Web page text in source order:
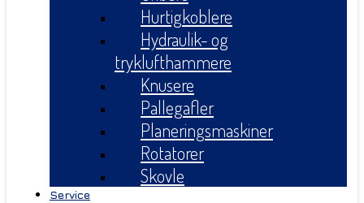
Hurtigkoblere
Hydraulik- og
tryklufthammere
Knusere
Pallegafler
Planeringsmaskiner
Rotatorer
Skovle
Service